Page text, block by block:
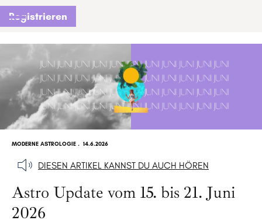
Registrieren
MODERNE ASTROLOGIE . 14.6.2026
DIESEN ARTIKEL KANNST DU AUCH HÖREN
Astro Update vom 15. bis 21. Juni
2026